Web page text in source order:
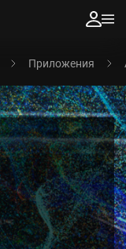
Приложения